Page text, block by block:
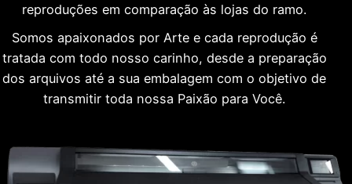
reproduções em comparação às lojas do ramo.
Somos apaixonados por Arte e cada reprodução é
tratada com todo nosso carinho, desde a preparação
dos arquivos até a sua embalagem com o objetivo de
transmitir toda nossa Paixão para Você.